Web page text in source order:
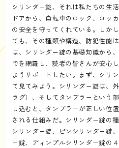
シリンダー錠、それは私たちの生
ドアから、自転車のロック、ロッ
の安全を守ってくれている。しか
ても、その種類や構造、防犯性能
は、シリンダー錠の基礎知識から
でを網羅し、読者の皆さんが安心
ようサポートしたい。まず、シリ
て見てみよう。シリンダー錠は、
ラグ）、そしてタンブラーという
し込むと、タンブラーが正しい位
される仕組みだ。シリンダー錠の
シリンダー錠、ピンシリンダー錠
ー錠、ディンプルシリンダー錠の